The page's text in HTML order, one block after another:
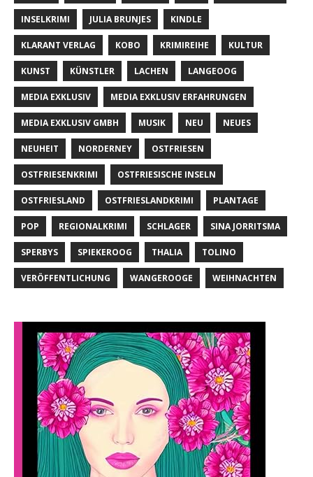
INSELKRIMI JULIA BRUNJES KINDLE
KLARANT VERLAG KOBO KRIMIREIHE KULTUR
KUNST KÜNSTLER LACHEN LANGEOOG
MEDIA EXKLUSIV MEDIA EXKLUSIV ERFAHRUNGEN
MEDIA EXKLUSIV GMBH MUSIK NEU NEUES
NEUHEIT NORDERNEY OSTFRIESEN
OSTFRIESENKRIMI OSTFRIESISCHE INSELN
OSTFRIESLAND OSTFRIESLANDKRIMI PLANTAGE
POP REGIONALKRIMI SCHLAGER SINA JORRITSMA
SPERBYS SPIEKEROOG THALIA TOLINO
VERÖFFENTLICHUNG WANGEROOGE WEIHNACHTEN